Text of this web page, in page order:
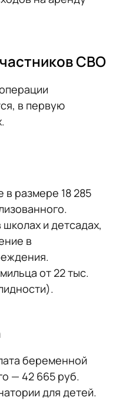
СВО
в первую
размере 18 285
и детсадах,
в
от 22 тыс.
беременной
— 42 665 руб.
для детей.